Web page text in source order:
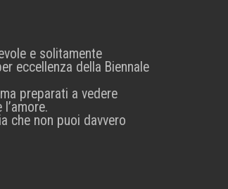
e solitamente
eccellenza della Biennale
preparati a vedere
che non puoi davvero